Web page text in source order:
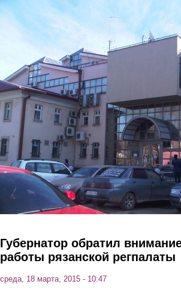
Перейти к основному содержанию
Губернатор обратил
работы рязанской регпалаты
среда, 18 марта, 2015 - 10:47